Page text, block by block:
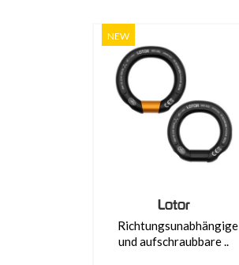
NEW
Lotor
Richtungsunabhängige
und aufschraubbare ..